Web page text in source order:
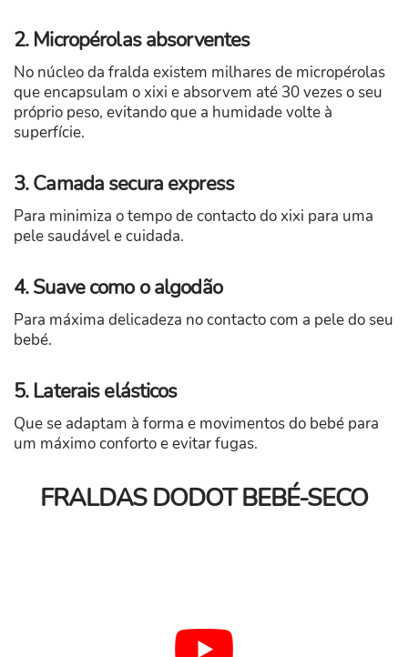
2. Micropérolas absorventes
No núcleo da fralda existem milhares de micropérolas
que encapsulam o xixi e absorvem até 30 vezes o seu
próprio peso, evitando que a humidade volte à
superfície.
3. Camada secura express
Para minimiza o tempo de contacto do xixi para uma
pele saudável e cuidada.
4. Suave como o algodão
Para máxima delicadeza no contacto com a pele do seu
bebé.
5. Laterais elásticos
Que se adaptam à forma e movimentos do bebé para
um máximo conforto e evitar fugas.
FRALDAS DODOT BEBÉ-SECO